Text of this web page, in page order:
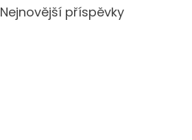
Nejnovější příspěvky